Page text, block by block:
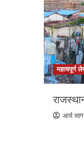
महत्वपूर्ण
आर्य